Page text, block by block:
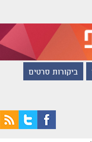
ביקורות סרטים